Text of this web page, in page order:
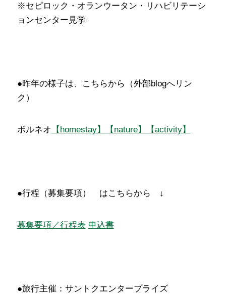
※セピロック・オランウータン・リハビリテーシ
ョンセンター見学
●昨年の様子は、こちらから（外部blogへリン
ク）
ボルネオ 【homestay】【nature】【activity】
●行程（募集要項） はこちらから ↓
募集要項／行程表 申込書
●旅行主催：サントクエンタープライズ